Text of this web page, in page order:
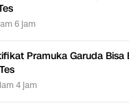
6 jam
Pramuka Garuda Bisa
4 jam